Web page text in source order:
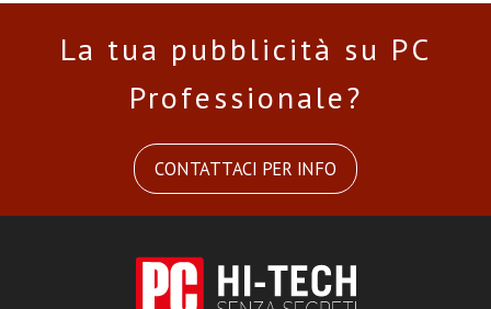
La tua pubblicità su PC
Professionale?
CONTATTACI PER INFO